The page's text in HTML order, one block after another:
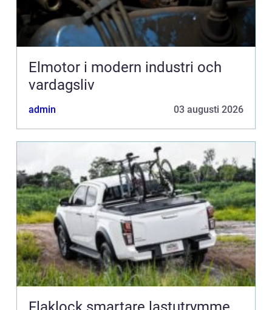
Elmotor i modern industri och
vardagsliv
admin 03 augusti 2026